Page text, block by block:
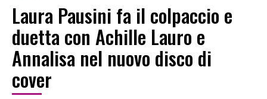
Laura Pausini fa il colpaccio e
duetta con Achille Lauro e
Annalisa nel nuovo disco di
cover